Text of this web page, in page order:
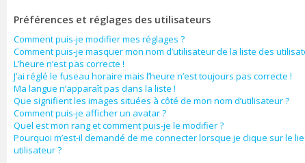
Préférences et réglages des utilisateurs
Comment puis-je modifier mes réglages ?
Comment puis-je masquer mon nom d’utilisateur de la liste des
L’heure n’est pas correcte !
J’ai réglé le fuseau horaire mais l’heure n’est toujours pas correcte !
Ma langue n’apparaît pas dans la liste !
Que signifient les images situées à côté de mon nom d’utilisateur ?
Comment puis-je afficher un avatar ?
Quel est mon rang et comment puis-je le modifier ?
Pourquoi m’est-il demandé de me connecter lorsque je clique sur le
utilisateur ?